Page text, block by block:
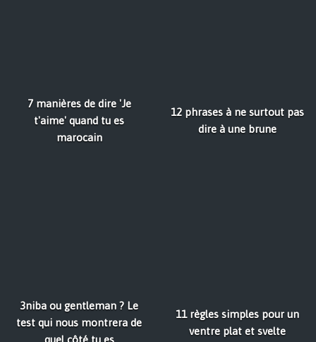
7 manières de dire 'Je
t'aime' quand tu es
marocain
12 phrases à ne surtout pas
dire à une brune
3niba ou gentleman ? Le
test qui nous montrera de
quel côté tu es
11 règles simples pour un
ventre plat et svelte